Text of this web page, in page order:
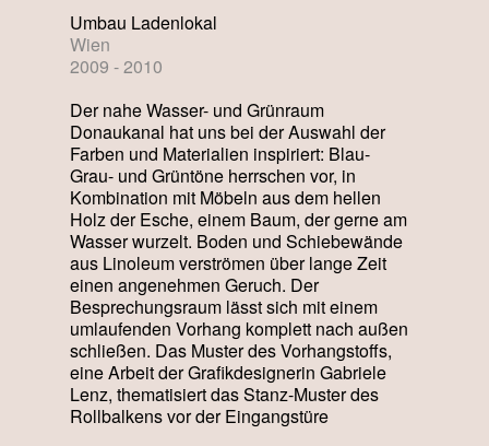
Umbau Ladenlokal
Wien
2009 - 2010
Der nahe Wasser- und Grünraum
Donaukanal hat uns bei der Auswahl der
Farben und Materialien inspiriert: Blau-
Grau- und Grüntöne herrschen vor, in
Kombination mit Möbeln aus dem hellen
Holz der Esche, einem Baum, der gerne am
Wasser wurzelt. Boden und Schiebewände
aus Linoleum verströmen über lange Zeit
einen angenehmen Geruch. Der
Besprechungsraum lässt sich mit einem
umlaufenden Vorhang komplett nach außen
schließen. Das Muster des Vorhangstoffs,
eine Arbeit der Grafikdesignerin Gabriele
Lenz, thematisiert das Stanz-Muster des
Rollbalkens vor der Eingangstüre